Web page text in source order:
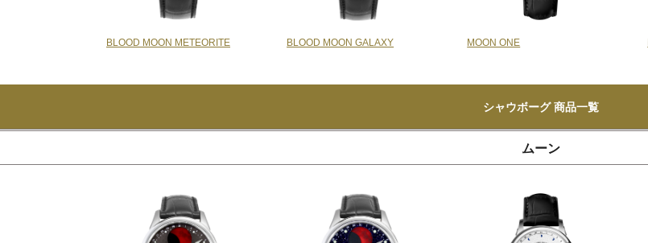
BLOOD MOON METEORITE BLOOD MOON GALAXY MOON ONE
シャウボーグ 商品一覧
ムーン